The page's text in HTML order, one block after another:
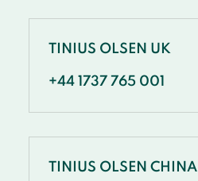
TINIUS OLSEN UK
+44 1737 765 001
TINIUS OLSEN CHINA